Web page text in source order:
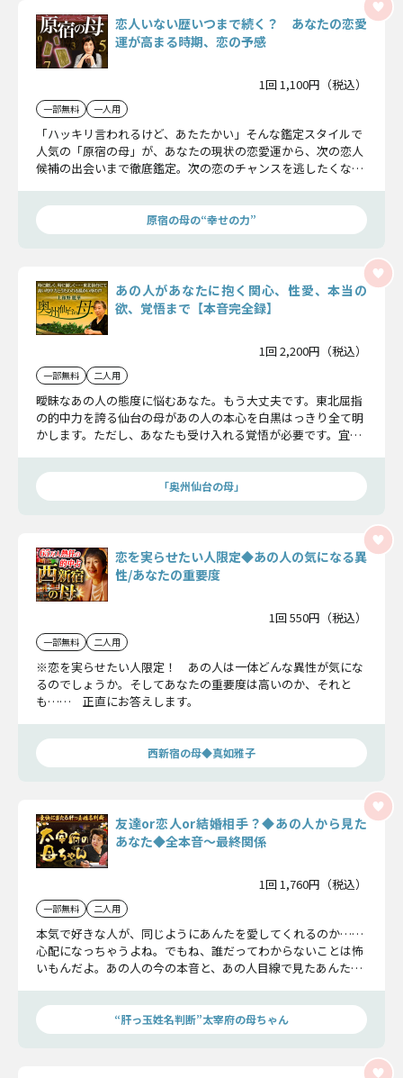
恋人いない歴いつまで続く？ あなたの恋愛
運が高まる時期、恋の予感
1回 1,100円（税込）
一部無料 一人用
「ハッキリ言われるけど、あたたかい」そんな鑑定スタイルで
人気の「原宿の母」が、あなたの現状の恋愛運から、次の恋人
候補の出会いまで徹底鑑定。次の恋のチャンスを逃したくない
原宿の母の“幸せの力”
あの人があなたに抱く関心、性愛、本当の
欲、覚悟まで【本音完全録】
1回 2,200円（税込）
一部無料 二人用
曖昧なあの人の態度に悩むあなた。もう大丈夫です。東北屈指
の的中力を誇る仙台の母があの人の本心を白黒はっきり全て明
かします。ただし、あなたも受け入れる覚悟が必要です。宜し
「奥州仙台の母」
恋を実らせたい人限定◆あの人の気になる異
性/あなたの重要度
1回 550円（税込）
一部無料 二人用
※恋を実らせたい人限定！ あの人は一体どんな異性が気にな
るのでしょうか。そしてあなたの重要度は高いのか、それと
も…… 正直にお答えします。
西新宿の母◆真如雅子
友達or恋人or結婚相手？◆あの人から見た
あなた◆全本音〜最終関係
1回 1,760円（税込）
一部無料 二人用
本気で好きな人が、同じようにあんたを愛してくれるのか……
心配になっちゃうよね。でもね、誰だってわからないことは怖
いもんだよ。あの人の今の本音と、あの人目線で見たあんたの
“肝っ玉姓名判断”太宰府の母ちゃん